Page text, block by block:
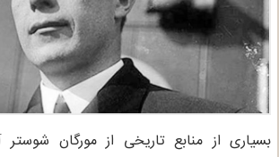
بسیاری از منابع تاریخی از مورگان شوستر